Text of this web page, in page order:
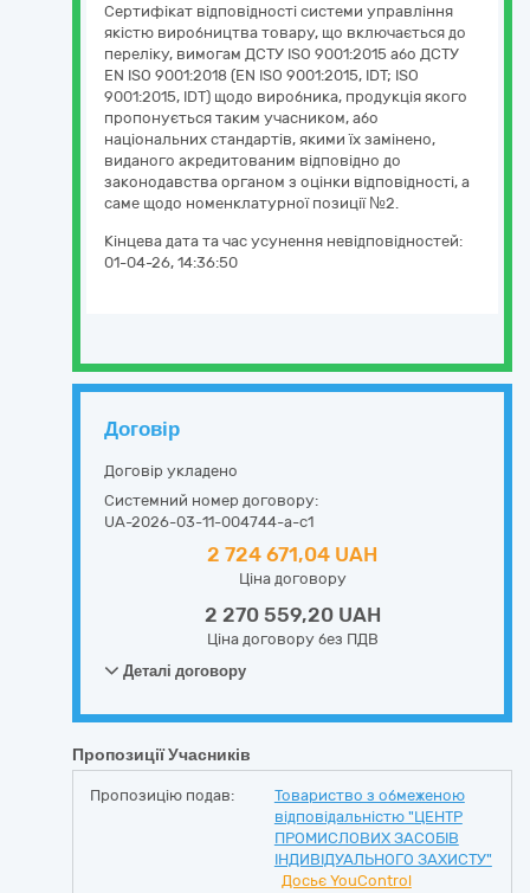
Сертифікат відповідності системи управління
якістю виробництва товару, що включається до
переліку, вимогам ДСТУ ISO 9001:2015 або ДСТУ
EN ISO 9001:2018 (EN ISO 9001:2015, IDT; ISO
9001:2015, IDT) щодо виробника, продукція якого
пропонується таким учасником, або
національних стандартів, якими їх замінено,
виданого акредитованим відповідно до
законодавства органом з оцінки відповідності, а
саме щодо номенклатурної позиції №2.
Кінцева дата та час усунення невідповідностей:
01-04-26, 14:36:50
Договір
Договір укладено
Системний номер договору:
UA-2026-03-11-004744-a-c1
2 724 671,04 UAH
Ціна договору
2 270 559,20 UAH
Ціна договору без ПДВ
Деталі договору
Пропозиції Учасників
Пропозицію подав:
Товариство з обмеженою
відповідальністю "ЦЕНТР
ПРОМИСЛОВИХ ЗАСОБІВ
ІНДИВІДУАЛЬНОГО ЗАХИСТУ"
Досьє YouControl